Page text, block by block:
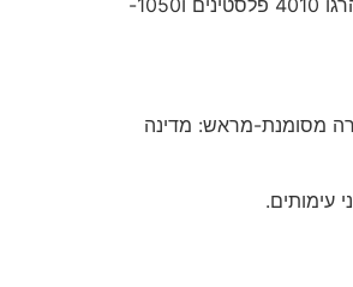
מסומנת-מראש: מדינה
עימותים.